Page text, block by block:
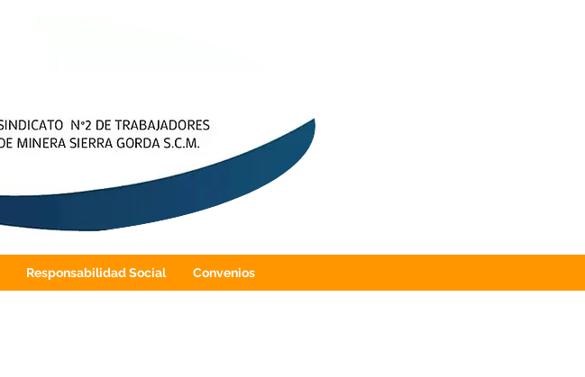
Responsabilidad Social Convenios